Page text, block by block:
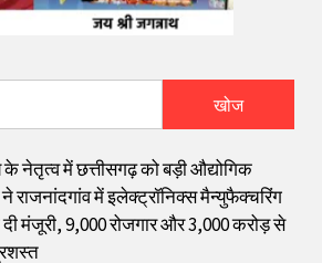
खोज
के नेतृत्व में छत्तीसगढ़ को बड़ी औद्योगिक
राजनांदगांव में इलेक्ट्रॉनिक्स मैन्युफैक्चरिंग
मंजूरी, 9,000 रोजगार और ₹3,000 करोड़ से